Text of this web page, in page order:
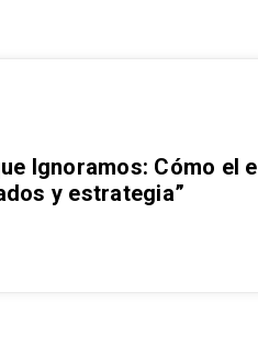
Ignoramos: Cómo el
y estrategia”